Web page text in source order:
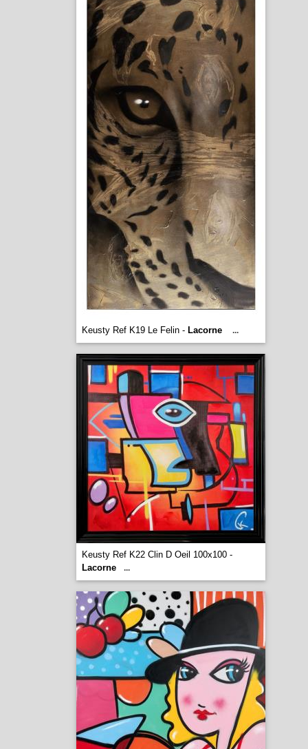
Keusty Ref K19 Le Felin - Lacorne ...
Keusty Ref K22 Clin D Oeil 100x100 -
Lacorne
...